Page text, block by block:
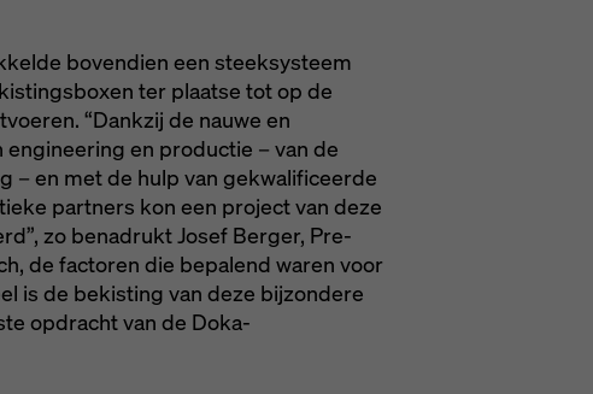
bovendien een steeksysteem
ter plaatse tot op de
“Dankzij de nauwe en
en productie – van de
– en met de hulp van gekwalificeerde
partners kon een project van deze
zo benadrukt Josef Berger, Pre-
de factoren die bepalend waren voor
is de bekisting van deze bijzondere
opdracht van de Doka-